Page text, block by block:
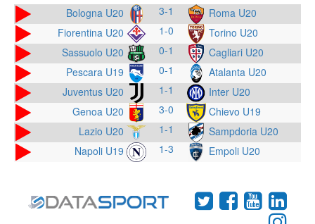
Bologna U20 3-1
Roma U20
Fiorentina U20
1-0
Torino U20
Sassuolo U20
0-1
Cagliari U20
Pescara U19
0-1
Atalanta U20
Juventus U20
1-1
Inter U20
Genoa U20
3-0
Chievo U19
Lazio U20
1-1
Sampdoria U20
Napoli U19
1-3 Empoli U20